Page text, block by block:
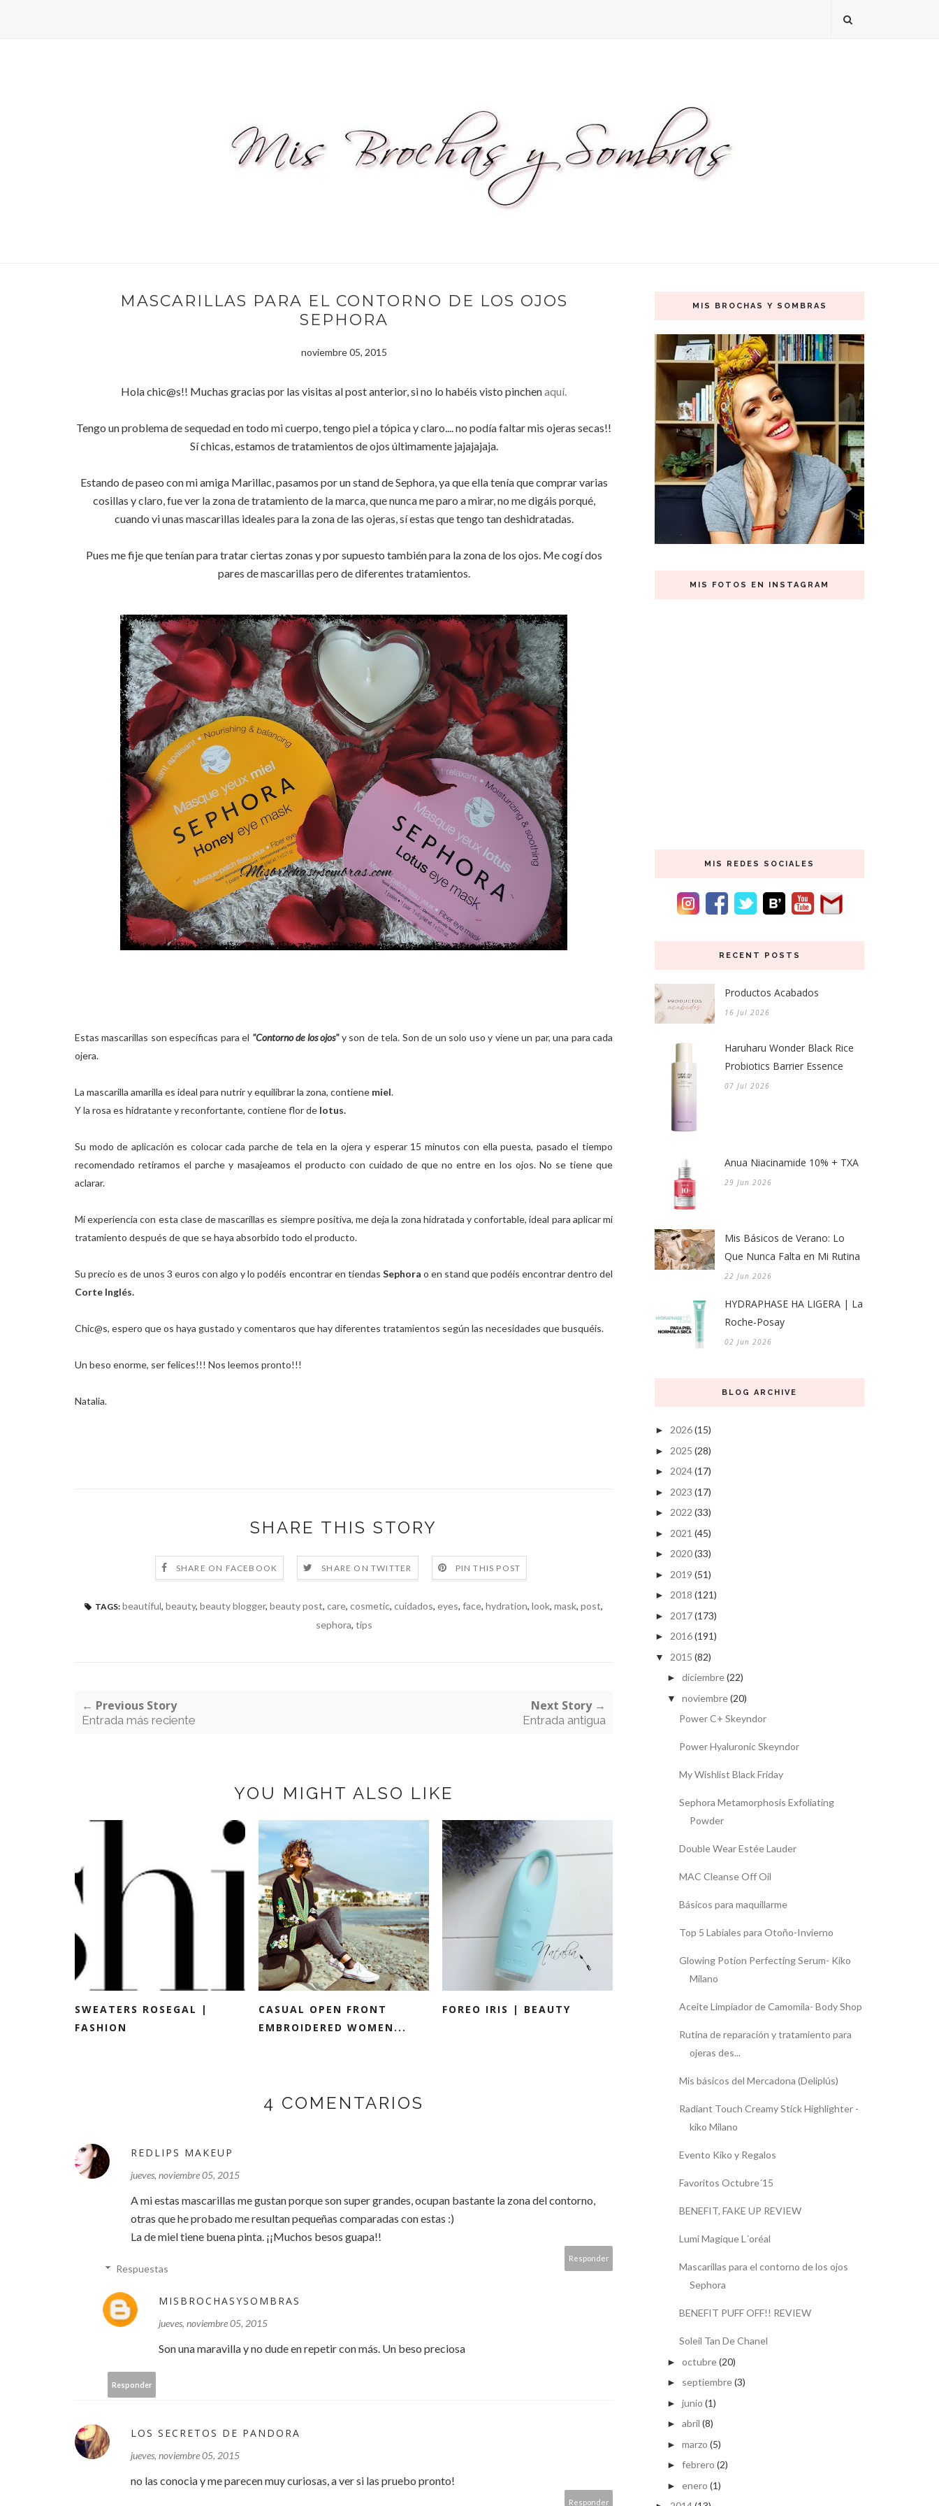
MASCARILLAS PARA EL CONTORNO DE LOS OJOS
SEPHORA
noviembre 05, 2015
Hola chic@s!! Muchas gracias por las visitas al post anterior, si no lo habéis visto pinchenaquí.
Tengo un problema de sequedad en todo mi cuerpo, tengo piel a tópica y claro.... no podía faltar mis ojeras secas!!
Sí chicas, estamos de tratamientos de ojos últimamente jajajajaja.
Estando de paseo con mi amiga Marillac, pasamos por un stand de Sephora, ya que ella tenía que comprar varias
cosillas y claro, fue ver la zona de tratamiento de la marca, que nunca me paro a mirar, no me digáis porqué,
cuando vi unas mascarillas ideales para la zona de las ojeras, sí estas que tengo tan deshidratadas.
Pues me fije que tenían para tratar ciertas zonas y por supuesto también para la zona de los ojos. Me cogí dos
pares de mascarillas pero de diferentes tratamientos.
Estas mascarillas son específicas para el "Contorno de los ojos"y son de tela. Son de un solo uso y viene un par, una para cada
ojera.
La mascarilla amarilla es ideal para nutrir y equilibrar la zona, contiene miel.
Y la rosa es hidratante y reconfortante, contiene flor de lotus.
Su modo de aplicación es colocar cada parche de tela en la ojera y esperar 15 minutos con ella puesta, pasado el tiempo
recomendado retiramos el parche y masajeamos el producto con cuidado de que no entre en los ojos. No se tiene que
aclarar.
Mi experiencia con esta clase de mascarillas es siempre positiva, me deja la zona hidratada y confortable, ideal para aplicar mi
tratamiento después de que se haya absorbido todo el producto.
Su precio es de unos 3 euros con algo y lo podéis encontrar en tiendas Sephora o en stand que podéis encontrar dentro del
Corte Inglés.
Chic@s, espero que os haya gustado y comentaros que hay diferentes tratamientos según las necesidades que busquéis.
Un beso enorme, ser felices!!! Nos leemos pronto!!!
Natalia.
SHARE THIS STORY
SHARE ON FACEBOOK SHARE ON TWITTER PIN THIS POST
TAGS: beautiful, beauty, beauty blogger, beauty post, care, cosmetic, cuidados, eyes, face, hydration, look, mask, post,
sephora, tips
← Previous Story
Entrada más reciente
Next Story →
Entrada antigua
YOU MIGHT ALSO LIKE
SWEATERS ROSEGAL |
FASHION
CASUAL OPEN FRONT
EMBROIDERED WOMEN...
FOREO IRIS | BEAUTY
4 COMENTARIOS
REDLIPS MAKEUP
jueves, noviembre 05, 2015
A mi estas mascarillas me gustan porque son super grandes, ocupan bastante la zona del contorno,
otras que he probado me resultan pequeñas comparadas con estas :)
La de miel tiene buena pinta. ¡¡Muchos besos guapa!!
Responder
Respuestas
MISBROCHASYSOMBRAS
jueves, noviembre 05, 2015
Son una maravilla y no dude en repetir con más. Un beso preciosa
Responder
LOS SECRETOS DE PANDORA
jueves, noviembre 05, 2015
no las conocia y me parecen muy curiosas, a ver si las pruebo pronto!
Responder
MIS BROCHAS Y SOMBRAS
MIS FOTOS EN INSTAGRAM
MIS REDES SOCIALES
RECENT POSTS
Productos Acabados
16 Jul 2026
Haruharu Wonder Black Rice
Probiotics Barrier Essence
07 Jul 2026
Anua Niacinamide 10% + TXA
29 Jun 2026
Mis Básicos de Verano: Lo
Que Nunca Falta en Mi Rutina
22 Jun 2026
HYDRAPHASE HA LIGERA | La
Roche-Posay
02 Jun 2026
BLOG ARCHIVE
► 2026(15)
► 2025 (28)
► 2024(17)
► 2023 (17)
► 2022 (33)
► 2021 (45)
► 2020(33)
► 2019 (51)
► 2018 (121)
► 2017(173)
► 2016(191)
▼ 2015 (82)
► diciembre(22)
▼ noviembre(20)
Power C+ Skeyndor
Power Hyaluronic Skeyndor
My Wishlist Black Friday
Sephora Metamorphosis Exfoliating
Powder
Double Wear Estée Lauder
MAC Cleanse Off Oil
Básicos para maquillarme
Top 5 Labiales para Otoño-Invierno
Glowing Potion Perfecting Serum- Kiko
Milano
Aceite Limpiador de Camomila- Body Shop
Rutina de reparación y tratamiento para
ojeras des...
Mis básicos del Mercadona (Deliplús)
Radiant Touch Creamy Stick Highlighter -
kiko Milano
Evento Kiko y Regalos
Favoritos Octubre´15
BENEFIT, FAKE UP REVIEW
Lumi Magique L´oréal
Mascarillas para el contorno de los ojos
Sephora
BENEFIT PUFF OFF!! REVIEW
Soleil Tan De Chanel
► octubre(20)
► septiembre(3)
► junio (1)
► abril (8)
► marzo (5)
► febrero (2)
► enero (1)